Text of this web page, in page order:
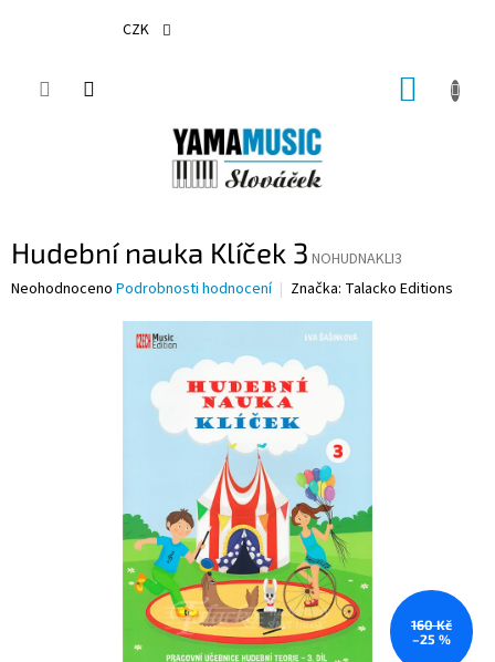
CZK
Hudební nauka Klíček 3 NOHUDNAKLI3
Průměrné
Neohodnoceno Podrobnosti hodnocení Značka: Talacko Editions
160 Kč
–25 %